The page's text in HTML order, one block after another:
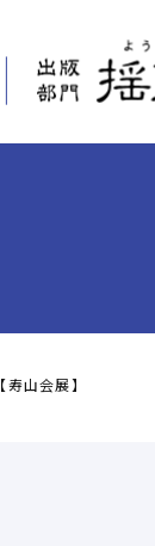
【寿山会展】